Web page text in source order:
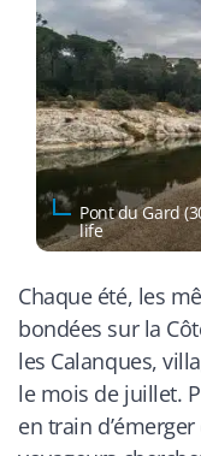
Pont du Gard
life
Chaque été, les
bondées sur la
les Calanques,
le mois de juillet.
en train